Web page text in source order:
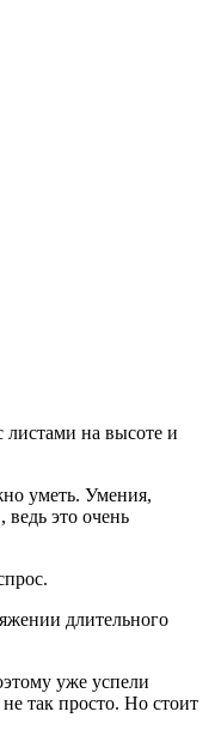
листами на высоте и
уметь. Умения,
это очень
длительного
уже успели
так просто. Но стоит